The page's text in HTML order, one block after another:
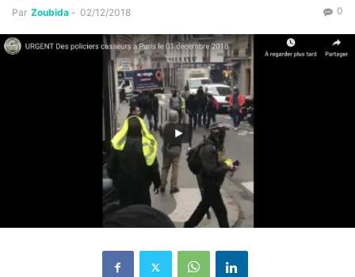
Par Zoubida - 02/12/2018 0